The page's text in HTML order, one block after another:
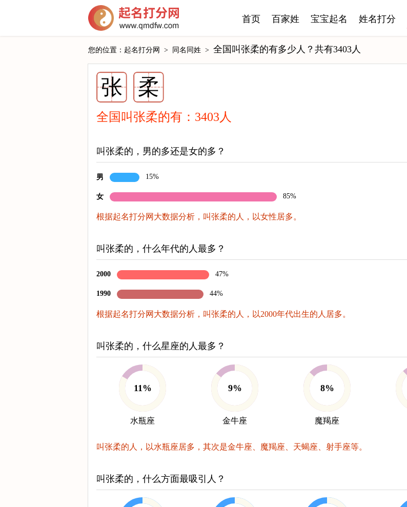
首页 百家姓 宝宝起名 姓名打分
您的位置： 起名打分网 > 同名同姓 > 全国叫张柔的有多少人？共有3403人
张 柔
全国叫张柔的有： 3403 人
叫张柔的，男的多还是女的多？
男 15%
女 85%
根据起名打分网大数据分析，叫张柔的人，以女性居多。
叫张柔的，什么年代的人最多？
2000 47%
1990 44%
根据起名打分网大数据分析，叫张柔的人，以2000年代出生的人居多。
叫张柔的，什么星座的人最多？
11%
水瓶座
9%
金牛座
8%
魔羯座
叫张柔的人，以水瓶座居多，其次是金牛座、魔羯座、天蝎座、射手座等。
叫张柔的，什么方面最吸引人？